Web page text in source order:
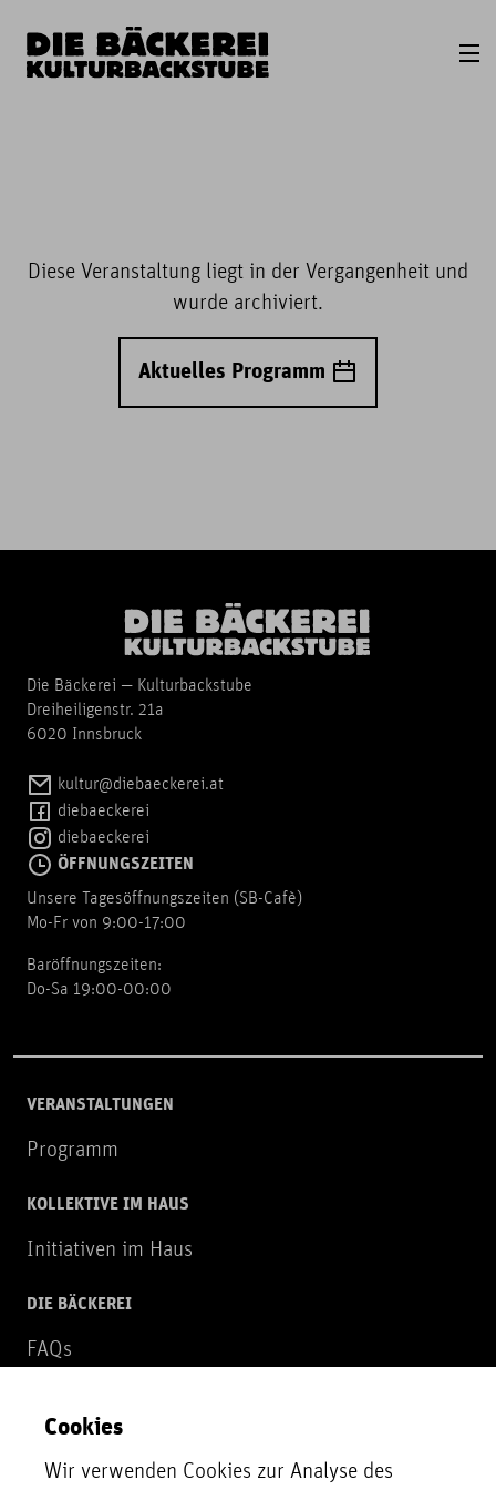
Diese Veranstaltung liegt in der Vergangenheit und
wurde archiviert.
Aktuelles Programm
Die Bäckerei — Kulturbackstube
Dreiheiligenstr. 21a
6020 Innsbruck
kultur@diebaeckerei.at
diebaeckerei
diebaeckerei
ÖFFNUNGSZEITEN
Unsere Tagesöffnungszeiten (SB-Cafè)
Mo-Fr von 9:00-17:00
Baröffnungszeiten:
Do-Sa 19:00-00:00
VERANSTALTUNGEN
Programm
KOLLEKTIVE IM HAUS
Initiativen im Haus
DIE BÄCKEREI
FAQs
NEWSLETTER
Zur Newsletter Anmeldung
Cookies
Wir verwenden Cookies zur Analyse des